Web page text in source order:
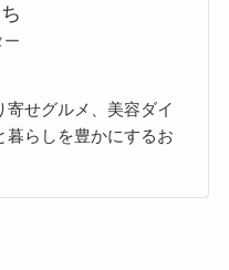
ー
寄せグルメ、美容ダイ
暮らしを豊かにするお